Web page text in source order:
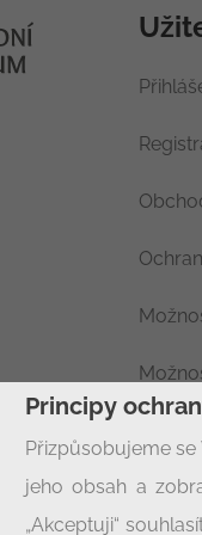
Principy
Přizpůsobujeme
jeho obsah a
„Akceptuji“